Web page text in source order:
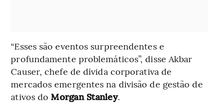
“Esses são eventos surpreendentes e
profundamente problemáticos”, disse Akbar
Causer, chefe de dívida corporativa de
mercados emergentes na divisão de gestão de
ativos doMorgan Stanley.